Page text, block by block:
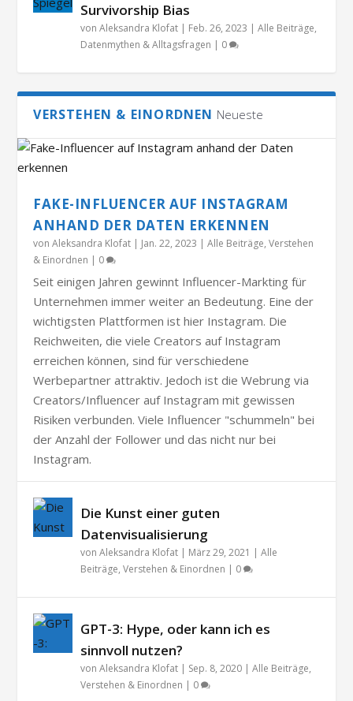
Survivorship Bias
vonAleksandra Klofat Feb. 26, 2023 |Alle Beiträge,
Datenmythen & Alltagsfragen
0
VERSTEHEN & EINORDNEN Neueste
FAKE-INFLUENCER AUF INSTAGRAM
ANHAND DER DATEN ERKENNEN
vonAleksandra Klofat Jan. 22, 2023 |Alle Beiträge,Verstehen
& Einordnen
0
Seit einigen Jahren gewinnt Influencer-Markting für
Unternehmen immer weiter an Bedeutung. Eine der
wichtigsten Plattformen ist hier Instagram. Die
Reichweiten, die viele Creators auf Instagram
erreichen können, sind für verschiedene
Werbepartner attraktiv. Jedoch ist die Webrung via
Creators/Influencer auf Instagram mit gewissen
Risiken verbunden. Viele Influencer "schummeln" bei
der Anzahl der Follower und das nicht nur bei
Instagram.
Die Kunst einer guten
Datenvisualisierung
vonAleksandra Klofat März 29, 2021 |Alle
Beiträge,Verstehen & Einordnen 0
GPT-3: Hype, oder kann ich es
sinnvoll nutzen?
vonAleksandra Klofat Sep. 8, 2020 |Alle Beiträge,
Verstehen & Einordnen
0